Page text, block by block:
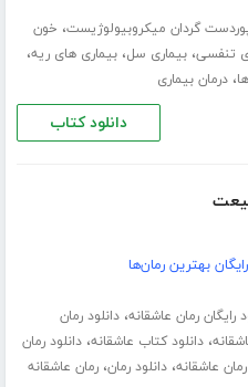
گردان میکروبیولوژیست، خون
تنفسی،بیماری سل،بیماری های ریه،
،درمان بیماری
دانلود کتاب
بهترین رمان‌ها
رایگان رمان عاشقانه،دانلود رمان
،دانلود کتاب عاشقانه،دانلود رمان
رمان عاشقانه،دانلود رمان،رمان عاشقانه